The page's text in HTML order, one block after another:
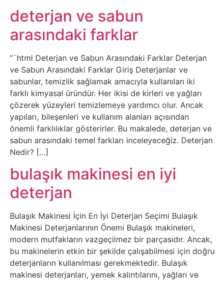
Belgesel
Bilgi
Bilgisayar
Bilim
Bitcoin
Bitkiler
Çizgi
Film
Diğer
Sosyal
Medyalar
Din
deterjan ve sabun
arasındaki farklar
“`html Deterjan ve Sabun Arasındaki Farklar Deterjan
ve Sabun Arasındaki Farklar Giriş Deterjanlar ve
sabunlar, temizlik sağlamak amacıyla kullanılan iki
farklı kimyasal üründür. Her ikisi de kirleri ve yağları
çözerek yüzeyleri temizlemeye yardımcı olur. Ancak
yapıları, bileşenleri ve kullanım alanları açısından
önemli farklılıklar gösterirler. Bu makalede, deterjan ve
sabun arasındaki temel farkları inceleyeceğiz. Deterjan
Nedir? […]
bulaşık makinesi en iyi
deterjan
Bulaşık Makinesi İçin En İyi Deterjan Seçimi Bulaşık
Makinesi Deterjanlarının Önemi Bulaşık makineleri,
modern mutfakların vazgeçilmez bir parçasıdır. Ancak,
bu makinelerin etkin bir şekilde çalışabilmesi için doğru
deterjanların kullanılması gerekmektedir. Bulaşık
makinesi deterjanları, yemek kalıntılarını, yağları ve